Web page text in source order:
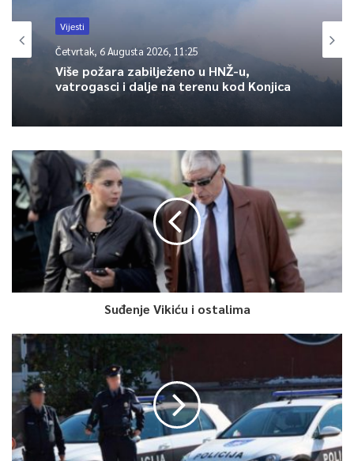
Vijesti
Četvrtak, 6 Augusta 2026, 11:25
Više požara zabilježeno u HNŽ-u,
vatrogasci i dalje na terenu kod Konjica
Suđenje Vikiću i ostalima